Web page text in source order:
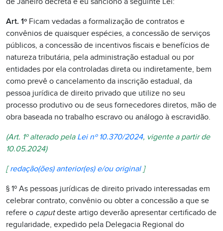
Art. 1º Ficam vedadas a formalização de contratos e
convênios de quaisquer espécies, a concessão de serviços
públicos, a concessão de incentivos fiscais e benefícios de
natureza tributária, pela administração estadual ou por
entidades por ela controladas direta ou indiretamente, bem
como prevê o cancelamento da inscrição estadual, da
pessoa jurídica de direito privado que utilize no seu
processo produtivo ou de seus fornecedores diretos, mão de
obra baseada no trabalho escravo ou análogo à escravidão.
(Art. 1º alterado pela Lei nº 10.370/2024, vigente a partir de
10.05.2024)
[redação(ões) anterior(es) e/ou original]
§ 1º As pessoas jurídicas de direito privado interessadas em
celebrar contrato, convênio ou obter a concessão a que se
refere o caputdeste artigo deverão apresentar certificado de
regularidade, expedido pela Delegacia Regional do